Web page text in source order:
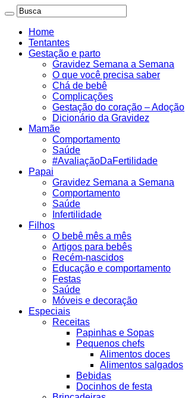
Home
Tentantes
Gestação e parto
Gravidez Semana a Semana
O que você precisa saber
Chá de bebê
Complicações
Gestação do coração – Adoção
Dicionário da Gravidez
Mamãe
Comportamento
Saúde
#AvaliaçãoDaFertilidade
Papai
Gravidez Semana a Semana
Comportamento
Saúde
Infertilidade
Filhos
O bebê mês a mês
Artigos para bebês
Recém-nascidos
Educação e comportamento
Festas
Saúde
Móveis e decoração
Especiais
Receitas
Papinhas e Sopas
Pequenos chefs
Alimentos doces
Alimentos salgados
Bebidas
Docinhos de festa